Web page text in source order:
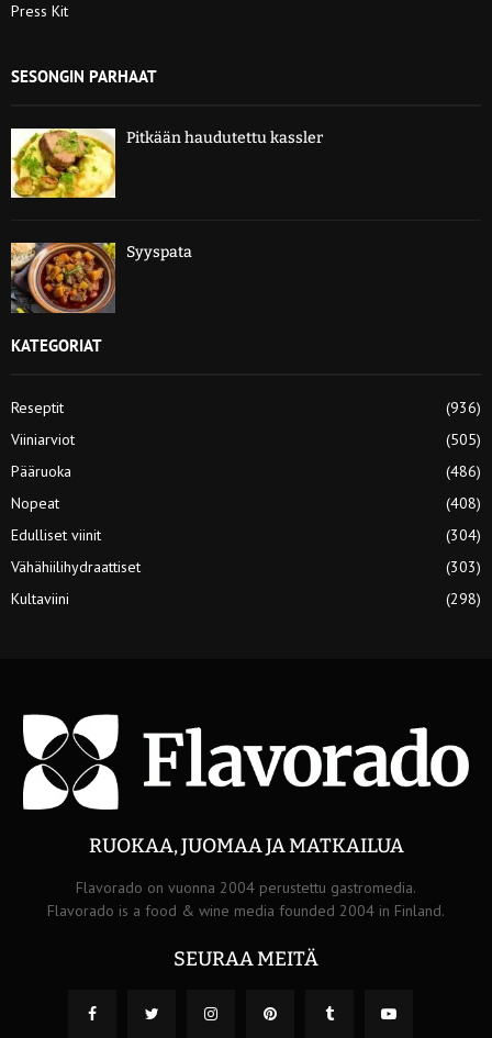
Press Kit
SESONGIN PARHAAT
Pitkään haudutettu kassler
Syyspata
KATEGORIAT
Reseptit
(936)
Viiniarviot
(505)
Pääruoka
(486)
Nopeat
(408)
Edulliset viinit
(304)
Vähähiilihydraattiset
(303)
Kultaviini
(298)
RUOKAA, JUOMAA JA MATKAILUA
Flavorado on vuonna 2004 perustettu gastromedia.
Flavorado is a food & wine media founded 2004 in Finland.
SEURAA MEITÄ